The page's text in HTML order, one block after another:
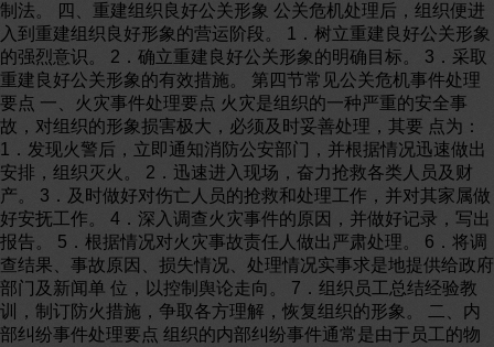
制法。 四、重建组织良好公关形象 公关危机处理后，组织便进
入到重建组织良好形象的营运阶段。 1．树立重建良好公关形象
的强烈意识。 2．确立重建良好公关形象的明确目标。 3．采取
重建良好公关形象的有效措施。 第四节常见公关危机事件处理
要点 一、火灾事件处理要点 火灾是组织的一种严重的安全事
故，对组织的形象损害极大，必须及时妥善处理，其要 点为：
1．发现火警后，立即通知消防公安部门，并根据情况迅速做出
安排，组织灭火。 2．迅速进入现场，奋力抢救各类人员及财
产。 3．及时做好对伤亡人员的抢救和处理工作，并对其家属做
好安抚工作。 4．深入调查火灾事件的原因，并做好记录，写出
报告。 5．根据情况对火灾事故责任人做出严肃处理。 6．将调
查结果、事故原因、损失情况、处理情况实事求是地提供给政府
部门及新闻单 位，以控制舆论走向。 7．组织员工总结经验教
训，制订防火措施，争取各方理解，恢复组织的形象。 二、内
部纠纷事件处理要点 组织的内部纠纷事件通常是由于员工的物